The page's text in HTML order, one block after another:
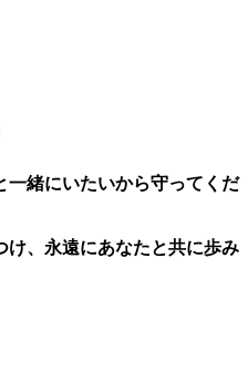
一緒にいたいから守ってくだ
け、永遠にあなたと共に歩み